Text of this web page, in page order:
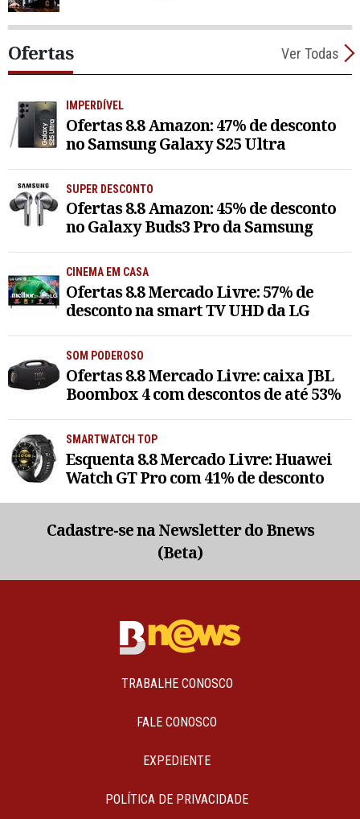
Ofertas Ver Todas
IMPERDÍVEL
Ofertas 8.8 Amazon: 47% de desconto
no Samsung Galaxy S25 Ultra
SUPER DESCONTO
Ofertas 8.8 Amazon: 45% de desconto
no Galaxy Buds3 Pro da Samsung
CINEMA EM CASA
Ofertas 8.8 Mercado Livre: 57% de
desconto na smart TV UHD da LG
SOM PODEROSO
Ofertas 8.8 Mercado Livre: caixa JBL
Boombox 4 com descontos de até 53%
SMARTWATCH TOP
Esquenta 8.8 Mercado Livre: Huawei
Watch GT Pro com 41% de desconto
Cadastre-se na Newsletter do Bnews
(Beta)
TRABALHE CONOSCO
FALE CONOSCO
EXPEDIENTE
POLÍTICA DE PRIVACIDADE